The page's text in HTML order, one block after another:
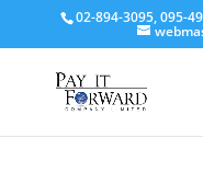
02-894-3095, 095-